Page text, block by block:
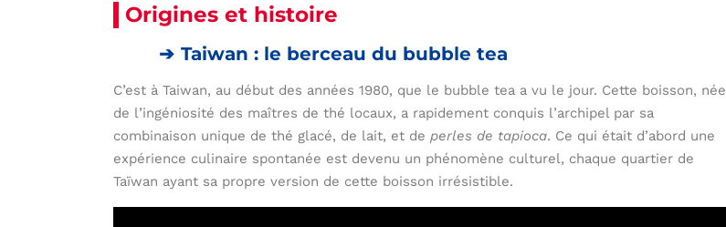
Origines et histoire
Taiwan : le berceau du bubble tea
C’est à Taiwan, au début des années 1980, que le bubble tea a vu le jour. Cette boisson, née
de l’ingéniosité des maîtres de thé locaux, a rapidement conquis l’archipel par sa
combinaison unique de thé glacé, de lait, et deperles de tapioca. Ce qui était d’abord une
expérience culinaire spontanée est devenu un phénomène culturel, chaque quartier de
Taïwan ayant sa propre version de cette boisson irrésistible.